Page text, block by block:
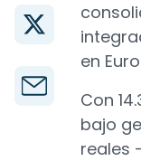
en
Con
bajo
reales